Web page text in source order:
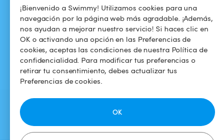
¡Bienvenido a Swimmy! Utilizamos cookies para una
navegación por la página web más agradable. ¡Además,
nos ayudan a mejorar nuestro servicio! Si haces clic en
OK o activando una opción en las Preferencias de
cookies, aceptas las condiciones de nuestra Política de
confidencialidad. Para modificar tus preferencias o
retirar tu consentimiento, debes actualizar tus
Preferencias de cookies.
OK